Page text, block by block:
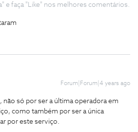
e faça "Like" nos melhores comentários.
Forum|Forum|4 years ago
não só por ser a última operadora em
como também por ser a única
por este serviço.